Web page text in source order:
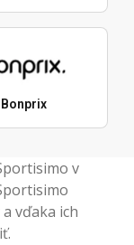
Bonprix
v
vďaka ich